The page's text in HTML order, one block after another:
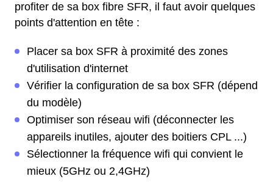
profiter de sa box fibre SFR, il faut avoir quelques
points d'attention en tête :
Placer sa box SFR à proximité des zones
d'utilisation d'internet
Vérifier la configuration de sa box SFR (dépend
du modèle)
Optimiser son réseau wifi (déconnecter les
appareils inutiles, ajouter des boitiers CPL ...)
Sélectionner la fréquence wifi qui convient le
mieux (5GHz ou 2,4GHz)